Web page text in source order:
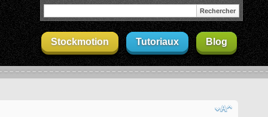
Stockmotion Tutoriaux Blog